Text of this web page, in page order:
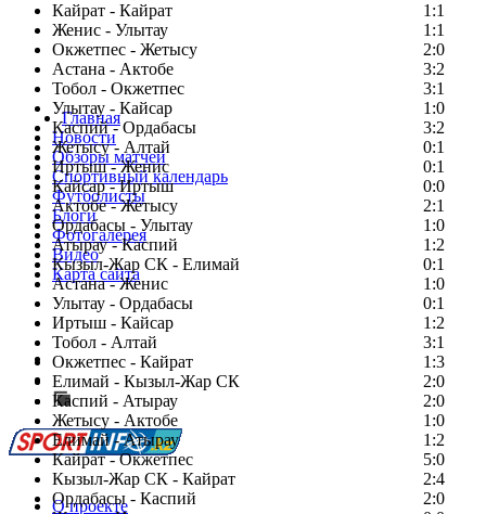
Кайрат - Кайрат
1:1
Женис - Улытау
1:1
Окжетпес - Жетысу
2:0
Астана - Актобе
3:2
Тобол - Окжетпес
3:1
Улытау - Кайсар
1:0
Каспий - Ордабасы
3:2
Жетысу - Алтай
0:1
Иртыш - Женис
0:1
Кайсар - Иртыш
0:0
Актобе - Жетысу
2:1
Ордабасы - Улытау
1:0
Атырау - Каспий
1:2
Кызыл-Жар СК - Елимай
0:1
Астана - Женис
1:0
Улытау - Ордабасы
0:1
Иртыш - Кайсар
1:2
Тобол - Алтай
3:1
Окжетпес - Кайрат
1:3
Елимай - Кызыл-Жар СК
2:0
Каспий - Атырау
2:0
Жетысу - Актобе
1:0
Елимай - Атырау
1:2
Кайрат - Окжетпес
5:0
Кызыл-Жар СК - Кайрат
2:4
Ордабасы - Каспий
2:0
Главная
Новости
Обзоры матчей
Спортивный календарь
Футболисты
Блоги
Фотогалерея
Видео
Карта сайта
Есть идея?
Сообщить о мероприятии
Перейти на старый сайт
О проекте